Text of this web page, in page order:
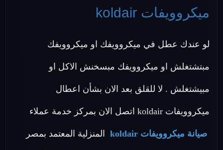
ميكروويفات koldair
لو عندك عطل في ميكروويفك او ميكروويفك
مبتشتغلش او ميكروويفك مبسخنش الاكل او
مبيشتغلش . لا للقلق بعد الان بشأن اعطال
ميكروويفات koldair اتصل الان بمركز خدمة عملاء
صيانة ميكروويفات koldair المنزلية المعتمد بمصر